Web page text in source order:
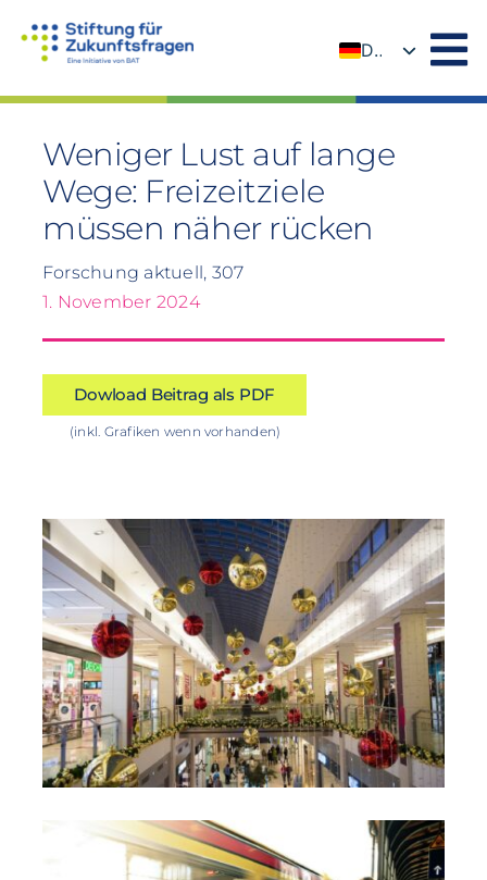
Inhalt
DE
Weniger Lust auf lange
Wege: Freizeitziele
müssen näher rücken
Forschung aktuell, 307
1. November 2024
Dowload Beitrag als PDF
(inkl. Grafiken wenn vorhanden)